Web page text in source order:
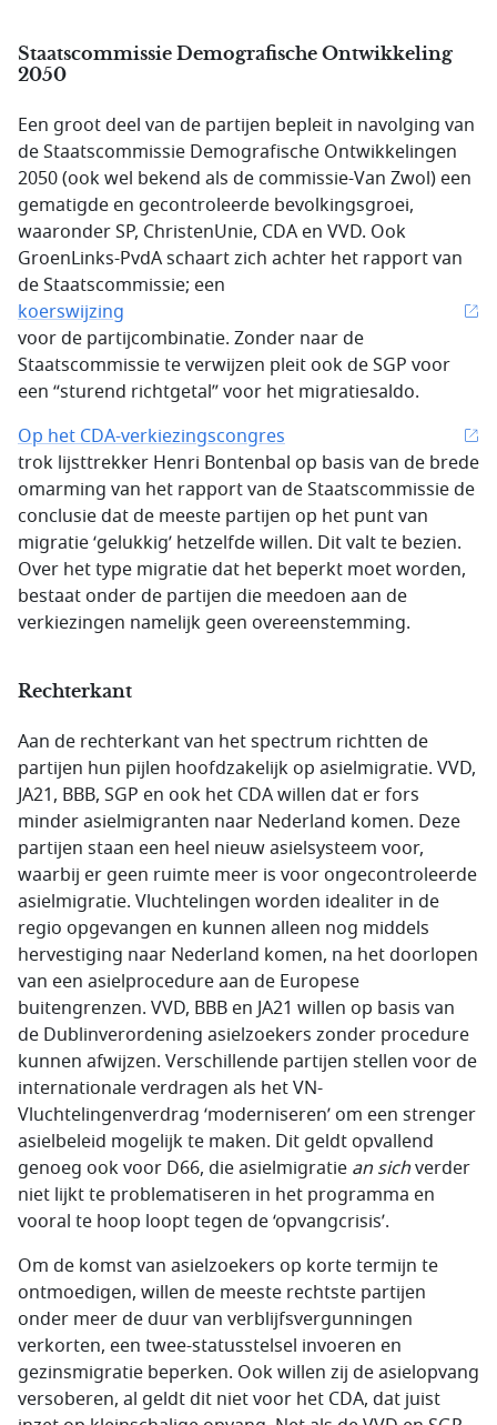
Staatscommissie Demografische Ontwikkeling
2050
Een groot deel van de partijen bepleit in navolging van
de Staatscommissie Demografische Ontwikkelingen
2050 (ook wel bekend als de commissie-Van Zwol) een
gematigde en gecontroleerde bevolkingsgroei,
waaronder SP, ChristenUnie, CDA en VVD. Ook
GroenLinks-PvdA schaart zich achter het rapport van
de Staatscommissie; een
koerswijzing
voor de partijcombinatie. Zonder naar de
Staatscommissie te verwijzen pleit ook de SGP voor
een “sturend richtgetal” voor het migratiesaldo.
Op het CDA-verkiezingscongres
trok lijsttrekker Henri Bontenbal op basis van de brede
omarming van het rapport van de Staatscommissie de
conclusie dat de meeste partijen op het punt van
migratie ‘gelukkig’ hetzelfde willen. Dit valt te bezien.
Over het type migratie dat het beperkt moet worden,
bestaat onder de partijen die meedoen aan de
verkiezingen namelijk geen overeenstemming.
Rechterkant
Aan de rechterkant van het spectrum richtten de
partijen hun pijlen hoofdzakelijk op asielmigratie. VVD,
JA21, BBB, SGP en ook het CDA willen dat er fors
minder asielmigranten naar Nederland komen. Deze
partijen staan een heel nieuw asielsysteem voor,
waarbij er geen ruimte meer is voor ongecontroleerde
asielmigratie. Vluchtelingen worden idealiter in de
regio opgevangen en kunnen alleen nog middels
hervestiging naar Nederland komen, na het doorlopen
van een asielprocedure aan de Europese
buitengrenzen. VVD, BBB en JA21 willen op basis van
de Dublinverordening asielzoekers zonder procedure
kunnen afwijzen. Verschillende partijen stellen voor de
internationale verdragen als het VN-
Vluchtelingenverdrag ‘moderniseren’ om een strenger
asielbeleid mogelijk te maken. Dit geldt opvallend
genoeg ook voor D66, die asielmigratie an sichverder
niet lijkt te problematiseren in het programma en
vooral te hoop loopt tegen de ‘opvangcrisis’.
Om de komst van asielzoekers op korte termijn te
ontmoedigen, willen de meeste rechtste partijen
onder meer de duur van verblijfsvergunningen
verkorten, een twee-statusstelsel invoeren en
gezinsmigratie beperken. Ook willen zij de asielopvang
versoberen, al geldt dit niet voor het CDA, dat juist